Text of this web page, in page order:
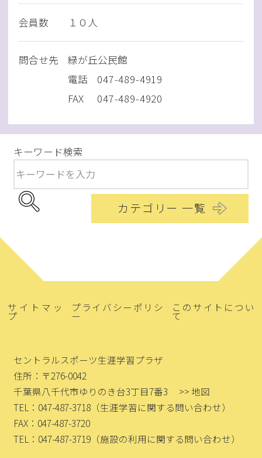
会員数 １０人
問合せ先
緑が丘公民館
電話
047-489-4919
FAX
047-489-4920
キーワード検索
カテゴリー 一覧
サイトマッ
プ
プライバシーポリシ
ー
このサイトについ
て
セントラルスポーツ生涯学習プラザ
住所：〒276-0042
千葉県八千代市ゆりのき台3丁目7番3
>> 地図
TEL：047-487-3718 （生涯学習に関する問い合わせ）
FAX：047-487-3720
TEL：047-487-3719 （施設の利用に関する問い合わせ）